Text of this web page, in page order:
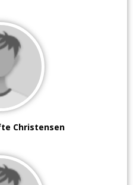
Christensen